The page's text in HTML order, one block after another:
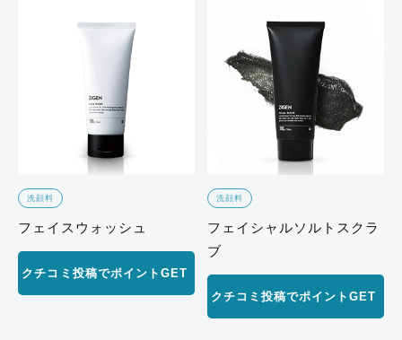
洗顔料
フェイスウォッシュ
クチコミ投稿でポイントGET
洗顔料
フェイシャルソルトスクラ
ブ
クチコミ投稿でポイントGET